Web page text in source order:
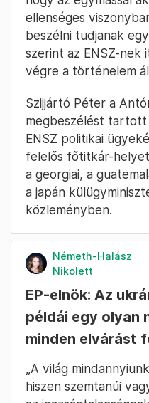
ellenséges
beszélni tudjanak
szerint az ENSZ-
végre a történelem
Szijjártó Péter a
megbeszélést tartott
ENSZ politikai
felelős főtitkár-
a georgiai, a
a japán
közleményben.
Németh-Halász
Nikolett
EP-elnök: Az
példái egy olyan
minden elvárást
„A világ
hiszen szemtanúi